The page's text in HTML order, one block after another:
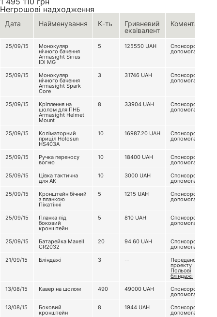
Негрошові надходження
Дата Найменування К-ть
Гривневий
еквівалент
Коментар
25/09/15 Монокуляр
нічного бачення
Armasight Sirius
IDI MG
5 125550 UAH Спонсорська
допомога
25/09/15 Монокуляр
нічного бачення
Armasight Spark
Core
3 31746 UAH Спонсорська
допомога
25/09/15 Кріплення на
шолом для ПНБ
Armasight Helmet
Mount
8 33904 UAH Спонсорська
допомога
25/09/15 Коліматорний
приціл Holosun
HS403A
10 16987.20 UAH Спонсорська
допомога
25/09/15 Ручка переносу
вогню
10 18400 UAH Спонсорська
допомога
25/09/15
Цівка тактична
для АК
10 3000 UAH Спонсорська
допомога
25/09/15
Кронштейн бічний
з планкою
Пікатінні
5 1215 UAH Спонсорська
допомога
25/09/15 Планка під
боковий
кронштейн
5 810 UAH Спонсорська
допомога
25/09/15 Батарейка Maxell
CR2032
20 94.60 UAH Спонсорська
допомога
21/09/15
Бліндажі 3 -- Передано з
проекту
Польові
бліндажі
13/08/15
Кавер на шолом 490 49000 UAH Спонсорська
допомога
13/08/15
Боковий
кронштейн
8 1944 UAH Спонсорська
допомога